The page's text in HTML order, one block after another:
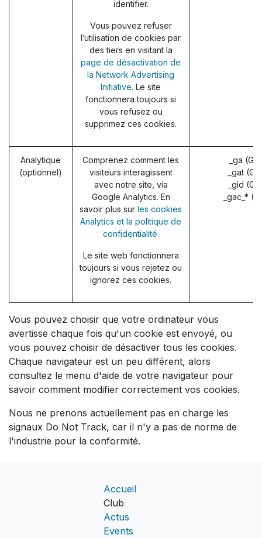
identifier.
Vous pouvez refuser
l’utilisation de cookies par
des tiers en visitant la
page de désactivation de
la Network Advertising
Initiative. Le site
fonctionnera toujours si
vous refusez ou
supprimez ces cookies.
Analytique
(optionnel)
Comprenez comment les
visiteurs interagissent
avec notre site, via
Google Analytics. En
savoir plus sur les cookies
Analytics et la politique de
confidentialité.
Le site web fonctionnera
toujours si vous rejetez ou
ignorez ces cookies.
_ga
_gat
_gid
_gac_*
Vous pouvez choisir que votre ordinateur vous
avertisse chaque fois qu'un cookie est envoyé, ou
vous pouvez choisir de désactiver tous les cookies.
Chaque navigateur est un peu différent, alors
consultez le menu d'aide de votre navigateur pour
savoir comment modifier correctement vos cookies.
Nous ne prenons actuellement pas en charge les
signaux Do Not Track, car il n'y a pas de norme de
l'industrie pour la conformité.
Accueil
Club
Actus
Events